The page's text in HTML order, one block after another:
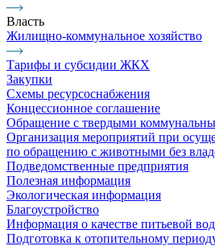
Власть
Жилищно-коммунальное хозяйство
Тарифы и субсидии ЖКХ
Закупки
Схемы ресурсоснабжения
Концессионное соглашение
Обращение с твердыми
Организация мероприятий при
по обращению с животными без
Подведомственные предприятия
Полезная информация
Экологическая информация
Благоустройство
Информация о качестве питьевой
Подготовка к отопительному